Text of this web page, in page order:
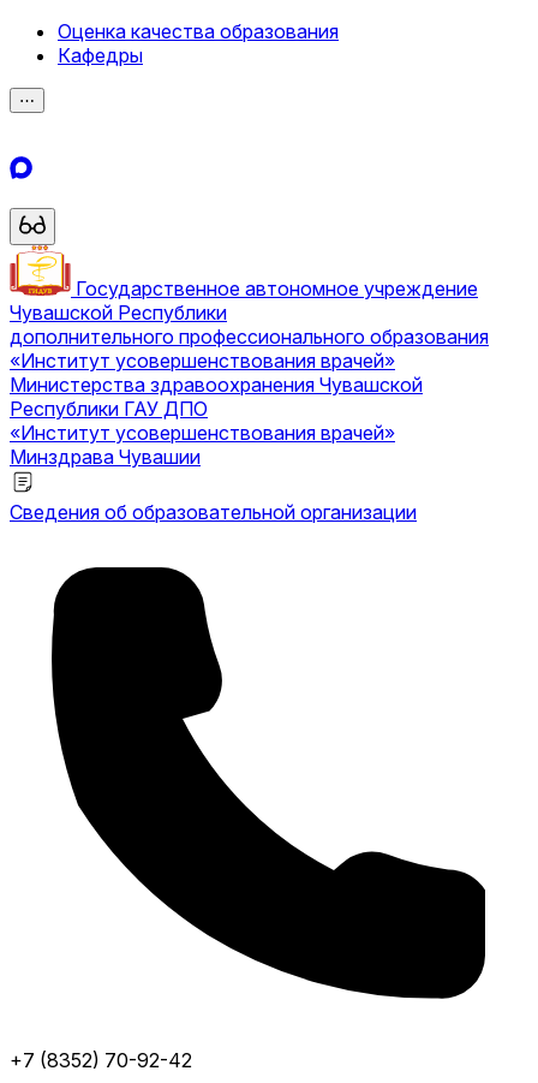
Оценка качества образования
Кафедры
⋯
Государственное автономное учреждение
Чувашской Республики
дополнительного профессионального образования
«Институт усовершенствования врачей»
Министерства здравоохранения Чувашской
Республики ГАУ ДПО
«Институт усовершенствования врачей»
Минздрава Чувашии
Сведения об образовательной организации
+7 (8352) 70-92-42